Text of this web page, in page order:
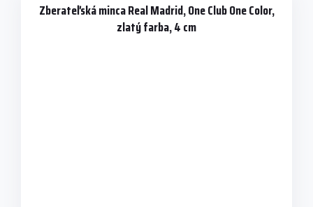
Zberateľská minca Real Madrid, One Club One Color,
zlatý farba, 4 cm